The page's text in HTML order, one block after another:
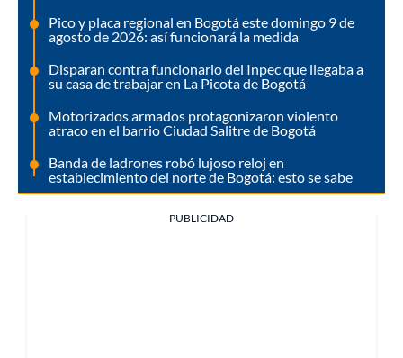
Pico y placa regional en Bogotá este domingo 9 de
agosto de 2026: así funcionará la medida
Disparan contra funcionario del Inpec que llegaba a
su casa de trabajar en La Picota de Bogotá
Motorizados armados protagonizaron violento
atraco en el barrio Ciudad Salitre de Bogotá
Banda de ladrones robó lujoso reloj en
establecimiento del norte de Bogotá: esto se sabe
PUBLICIDAD